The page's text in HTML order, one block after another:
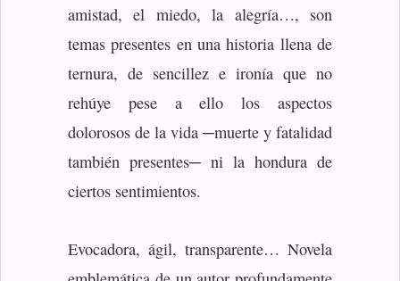
amistad, el miedo, la alegría…, son
temas presentes en una historia llena de
ternura, de sencillez e ironía que no
rehúye pese a ello los aspectos
dolorosos de la vida ─muerte y fatalidad
también presentes─ ni la hondura de
ciertos sentimientos.
Evocadora, ágil, transparente… Novela